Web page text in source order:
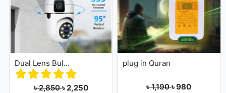
Dual Lens Bulb Holder Camera V380 Pro Apps 1080p full Hd Resulation cctv camera
৳ 2,850৳ 2,250
plug in Quran
৳ 1,190৳ 980